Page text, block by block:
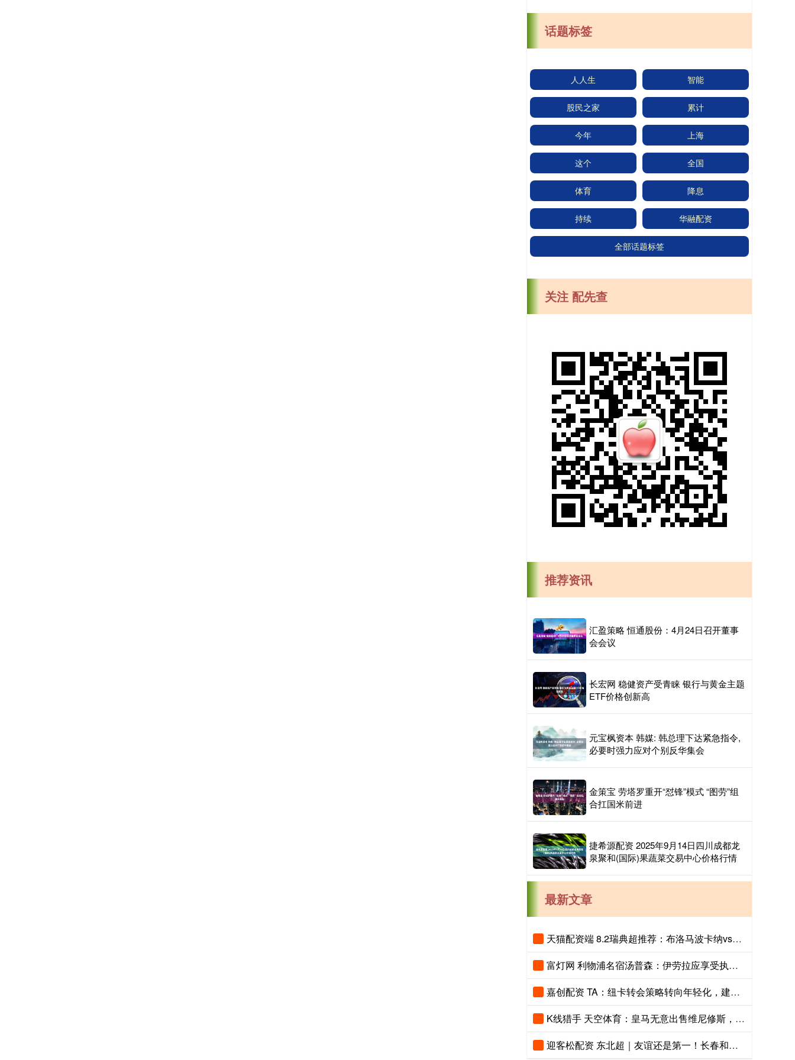
话题标签
人人生 智能
股民之家 累计
今年 上海
这个 全国
体育 降息
持续 华融配资
全部话题标签
关注 配先查
推荐资讯
汇盈策略 恒通股份：4月24日召开董事
会会议
长宏网 稳健资产受青睐 银行与黄金主题
ETF价格创新高
元宝枫资本 韩媒: 韩总理下达紧急指令,
必要时强力应对个别反华集会
金策宝 劳塔罗重开“怼锋”模式 “图劳”组
合扛国米前进
捷希源配资 2025年9月14日四川成都龙
泉聚和(国际)果蔬菜交易中心价格行情
最新文章
天猫配资端 8.2瑞典超推荐：布洛马波卡纳vs马尔默
富灯网 利物浦名宿汤普森：伊劳拉应享受执教红军时光
嘉创配资 TA：纽卡转会策略转向年轻化，建队方向发生转变
K线猎手 天空体育：皇马无意出售维尼修斯，相信他会续约
迎客松配资 东北超｜友谊还是第一！长春和大连打个平手